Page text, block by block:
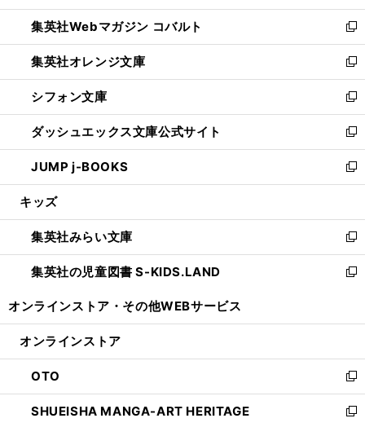
開
く
ウ
で
開
く
ン
ド
ウ
で
開
く
ウ
ィ
ン
ド
ウ
で
開
く
集英社Webマガジン コバルト
新
し
い
ウ
ィ
ン
ド
ウ
で
開
集英社オレンジ文庫
新
し
い
ウ
ィ
ン
ド
ウ
開
く
シフォン文庫
新
し
い
ウ
ィ
ン
ウ
で
開
く
ダッシュエックス文庫公式サイト
新
し
い
ウ
ン
ド
ウ
で
JUMP j-BOOKS
新
し
ウ
ィ
ン
ド
開
キッズ
集英社みらい文庫
新
し
い
ン
ウ
で
開
く
集英社の児童図書 S-KIDS.LAND
新
ウ
ン
ド
ウ
で
オンラインストア・ その他WEBサービス
オンラインストア
OTO
新
し
い
SHUEISHA MANGA-ART HERITAGE
新